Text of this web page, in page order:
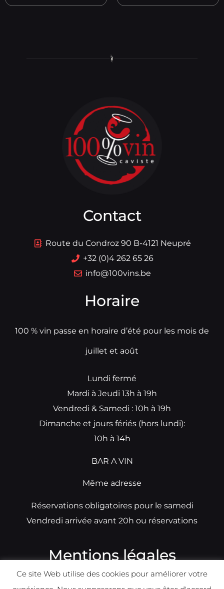
Contact
Route du Condroz 90 B-4121 Neupré
+32 (0)4 262 65 26
info@100vins.be
Horaire
100 % vin passe en horaire d’été pour les mois de
juillet et août
Lundi fermé
Mardi à Jeudi 13h à 19h
Vendredi & Samedi : 10h à 19h
Dimanche et jours fériés (hors lundi):
10h à 14h
BAR A VIN
Même adresse
Réservations obligatoires pour le samedi
Vendredi arrivée avant 20h ou réservations
Mentions légales
Ce site Web utilise des cookies pour améliorer votre